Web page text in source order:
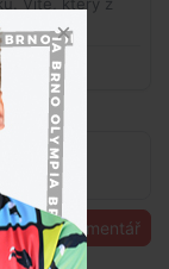
Přidat komentář